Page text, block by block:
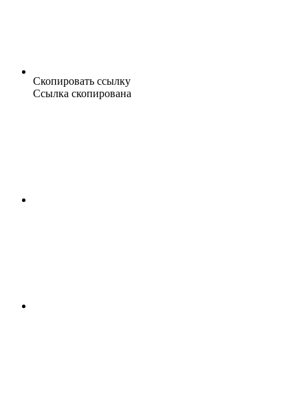
Скопировать ссылку
Ссылка скопирована